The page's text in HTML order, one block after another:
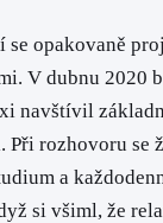
se opakovaně
V dubnu 2020
navštívil
Při rozhovoru se
a
si všiml, že